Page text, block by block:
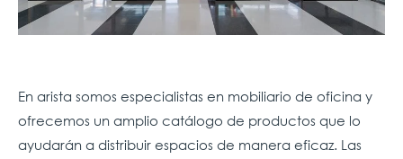
En arista somos especialistas en mobiliario de oficina y
ofrecemos un amplio catálogo de productos que lo
ayudarán a distribuir espacios de manera eficaz. Las